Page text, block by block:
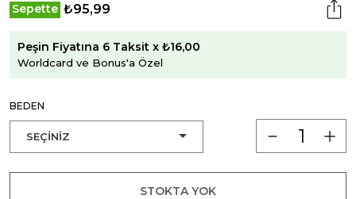
Sepette ₺95,99
Peşin Fiyatına 6 Taksit x ₺16,00
Worldcard ve Bonus'a Özel
BEDEN
STOKTA YOK